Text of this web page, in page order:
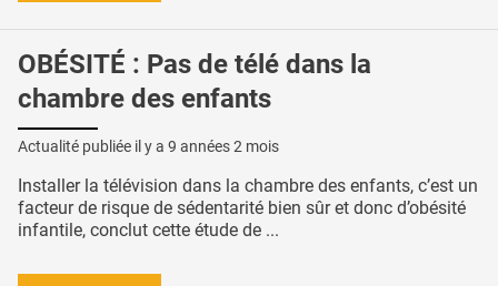
OBÉSITÉ : Pas de télé dans la
chambre des enfants
Actualité publiée il y a 9 années 2 mois
Installer la télévision dans la chambre des enfants, c’est un
facteur de risque de sédentarité bien sûr et donc d’obésité
infantile, conclut cette étude de ...